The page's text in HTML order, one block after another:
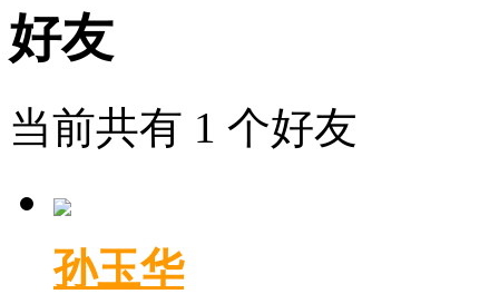
好友
当前共有 1 个好友
孙玉华